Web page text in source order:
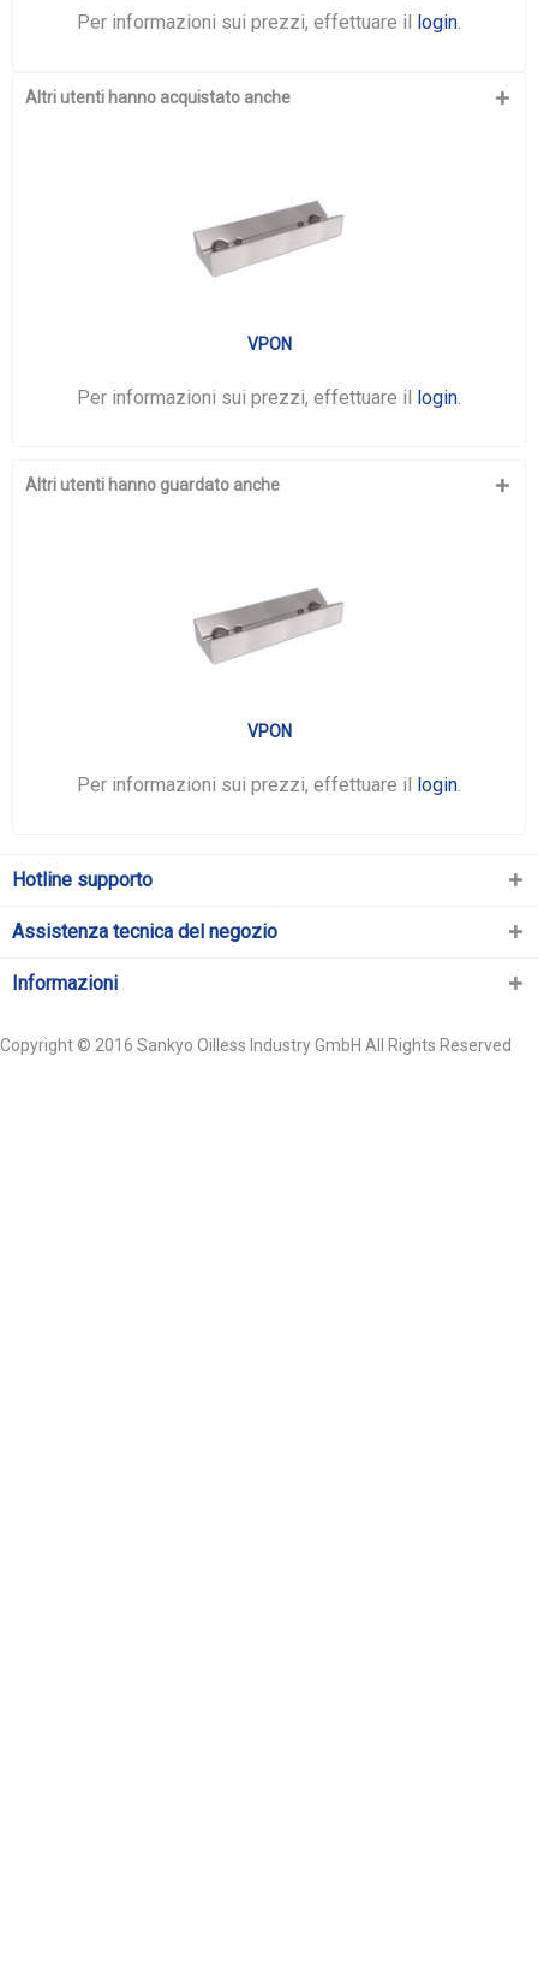
Per informazioni sui prezzi, effettuare il login.
Altri utenti hanno acquistato anche
VPON
Per informazioni sui prezzi, effettuare il login.
Altri utenti hanno guardato anche
VPON
Per informazioni sui prezzi, effettuare il login.
Hotline supporto
Assistenza tecnica del negozio
Informazioni
Copyright © 2016 Sankyo Oilless Industry GmbH All Rights Reserved